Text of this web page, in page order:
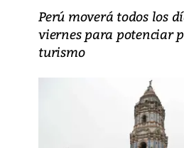
Perú moverá todos los
viernes para potenciar
turismo